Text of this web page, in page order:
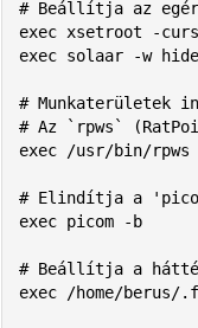
# Beállítja az
exec xsetroot -
exec solaar -w hide
#
# Az `rpws`
exec /usr/bin/
# Elindítja a
exec picom -b
# Beállítja a
exec /home/berus/